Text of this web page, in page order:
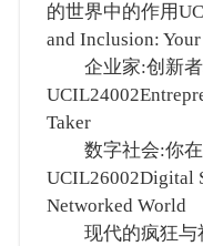
的世界中的作用
and Inclusion:
企业家:创新者
Taker
数字社会:你在
UCIL26002Digital
Networked World
现代的疯狂与社